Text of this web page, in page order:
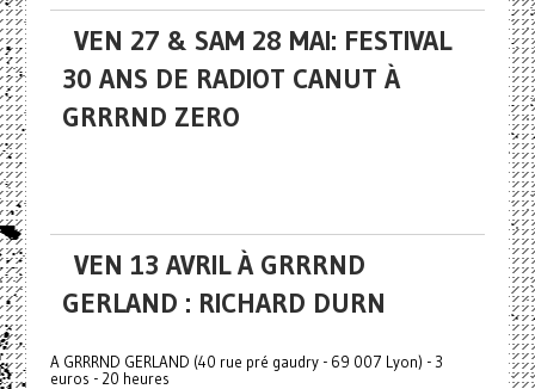
VEN 27 & SAM 28 MAI: FESTIVAL
30 ANS DE RADIOT CANUT À
GRRRND ZERO
VEN 13 AVRIL À GRRRND
GERLAND : RICHARD DURN
A GRRRND GERLAND (40 rue pré gaudry - 69 007 Lyon) - 3
euros - 20 heures